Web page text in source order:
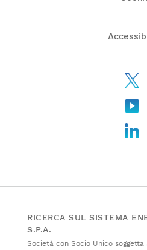
RICERCA SUL SISTEMA
S.P.A.
Società con Socio Unico soggetta